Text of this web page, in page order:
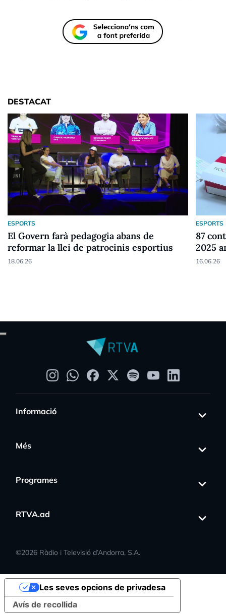
DESTACAT
ESPORTS
El Govern farà pedagogia abans de
reformar la llei de patrocinis esportius
18.06.26
ESPORTS
87
2025
16.06.26
Informació
Més
Programes
RTVA.ad
©2026 Ràdio i Televisió d’Andorra, S.A.
Avís de recollida
Les seves opcions de privadesa